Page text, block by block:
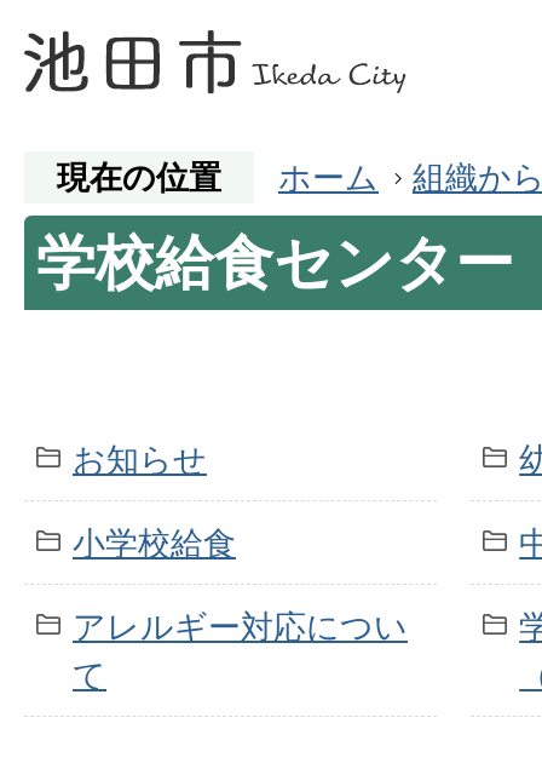
現在の位置 ホーム 組織か
学校給食センター
お知らせ
小学校給食
アレルギー対応につい
て